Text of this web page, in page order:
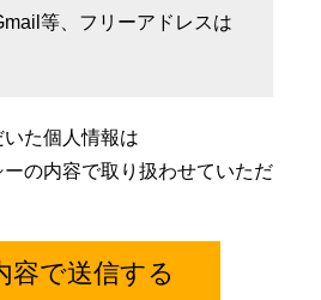
等、フリーアドレスは
た個人情報は
ーの内容で取り扱わせていただ